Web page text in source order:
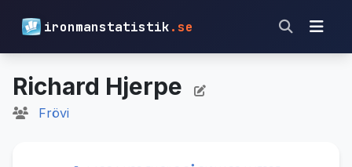
ironmanstatistik.se
Richard Hjerpe
Frövi